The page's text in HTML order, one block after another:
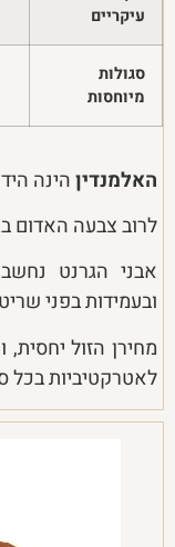
עיקריים
סגולות
מיוחסות
האלמנדיןהינה
לרוב צבעה האדום
אבני הגרנט
ובעמידות בפני
מחירן הזול
לאטרקטיביות בכל